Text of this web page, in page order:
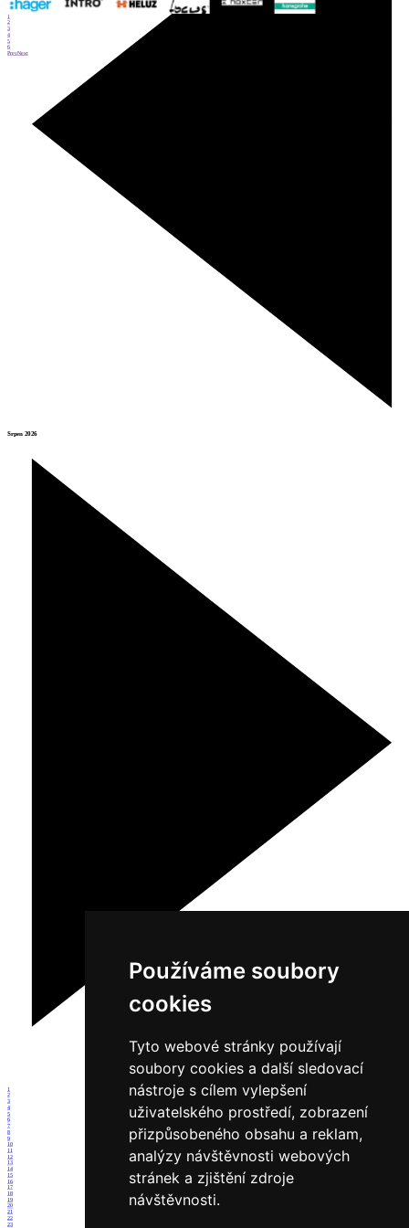
Používáme soubory
cookies
Tyto webové stránky používají
soubory cookies a další sledovací
nástroje s cílem vylepšení
uživatelského prostředí, zobrazení
přizpůsobeného obsahu a reklam,
analýzy návštěvnosti webových
stránek a zjištění zdroje
návštěvnosti.
Srpen 2026
1
2
3
4
5
6
7
8
9
10
11
12
13
14
15
16
17
18
19
20
21
22
23
1
2
3
4
5
6
PrevNext